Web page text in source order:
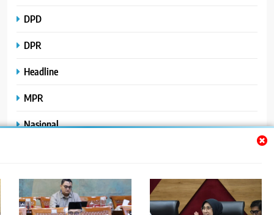
DPD
DPR
Headline
MPR
Nasional
Polhukam
Uncategorized